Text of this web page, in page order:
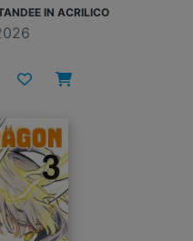
IN ACRILICO